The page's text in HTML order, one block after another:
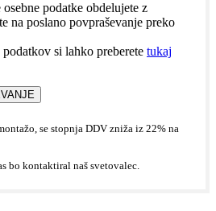
podatke obdelujete z
na poslano povpraševanje preko
si lahko preberete tukaj
se stopnja DDV zniža iz 22% na
bo kontaktiral naš svetovalec.